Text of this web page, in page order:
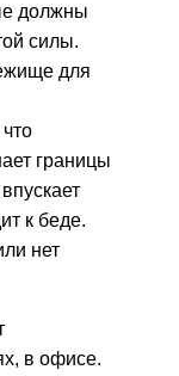
должны
силы.
для
границы
к беде.
нет
в офисе.